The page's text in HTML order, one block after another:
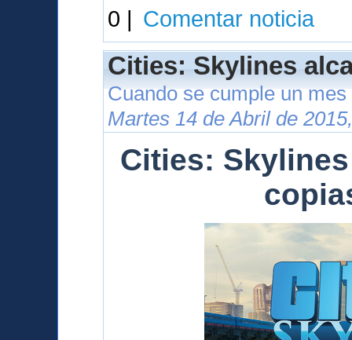
0 | Comentar noticia
Cities: Skylines
Cuando se cumple un
Martes 14 de Abril de
Cities: